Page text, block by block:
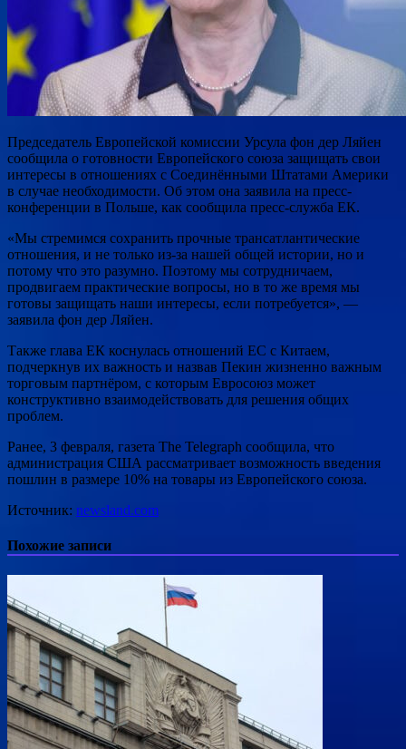
Председатель Европейской комиссии Урсула фон дер Ляйен
сообщила о готовности Европейского союза защищать свои
интересы в отношениях с Соединёнными Штатами Америки
в случае необходимости. Об этом она заявила на пресс-
конференции в Польше, как сообщила пресс-служба ЕК.
«Мы стремимся сохранить прочные трансатлантические
отношения, и не только из-за нашей общей истории, но и
потому что это разумно. Поэтому мы сотрудничаем,
продвигаем практические вопросы, но в то же время мы
готовы защищать наши интересы, если потребуется», —
заявила фон дер Ляйен.
Также глава ЕК коснулась отношений ЕС с Китаем,
подчеркнув их важность и назвав Пекин жизненно важным
торговым партнёром, с которым Евросоюз может
конструктивно взаимодействовать для решения общих
проблем.
Ранее, 3 февраля, газета The Telegraph сообщила, что
администрация США рассматривает возможность введения
пошлин в размере 10% на товары из Европейского союза.
Источник: newsland.com
Похожие записи